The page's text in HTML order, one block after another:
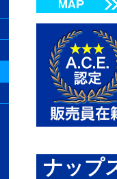
ナップ